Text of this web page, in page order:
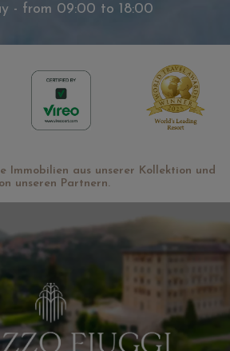
- from 09:00 to 18:00
Immobilien aus unserer Kollektion und
unseren Partnern.